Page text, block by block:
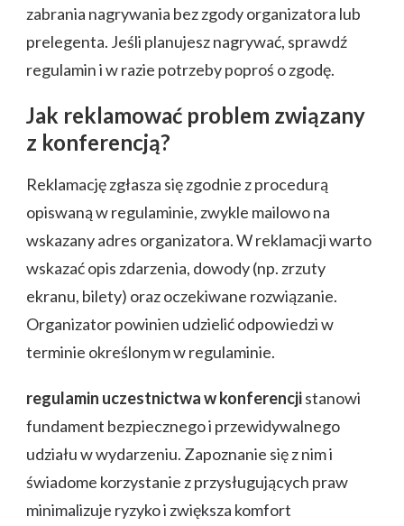
zabrania nagrywania bez zgody organizatora lub
prelegenta. Jeśli planujesz nagrywać, sprawdź
regulamin i w razie potrzeby poproś o zgodę.
Jak reklamować problem związany
z konferencją?
Reklamację zgłasza się zgodnie z procedurą
opiswaną w regulaminie, zwykle mailowo na
wskazany adres organizatora. W reklamacji warto
wskazać opis zdarzenia, dowody (np. zrzuty
ekranu, bilety) oraz oczekiwane rozwiązanie.
Organizator powinien udzielić odpowiedzi w
terminie określonym w regulaminie.
regulamin uczestnictwa w konferencjistanowi
fundament bezpiecznego i przewidywalnego
udziału w wydarzeniu. Zapoznanie się z nim i
świadome korzystanie z przysługujących praw
minimalizuje ryzyko i zwiększa komfort